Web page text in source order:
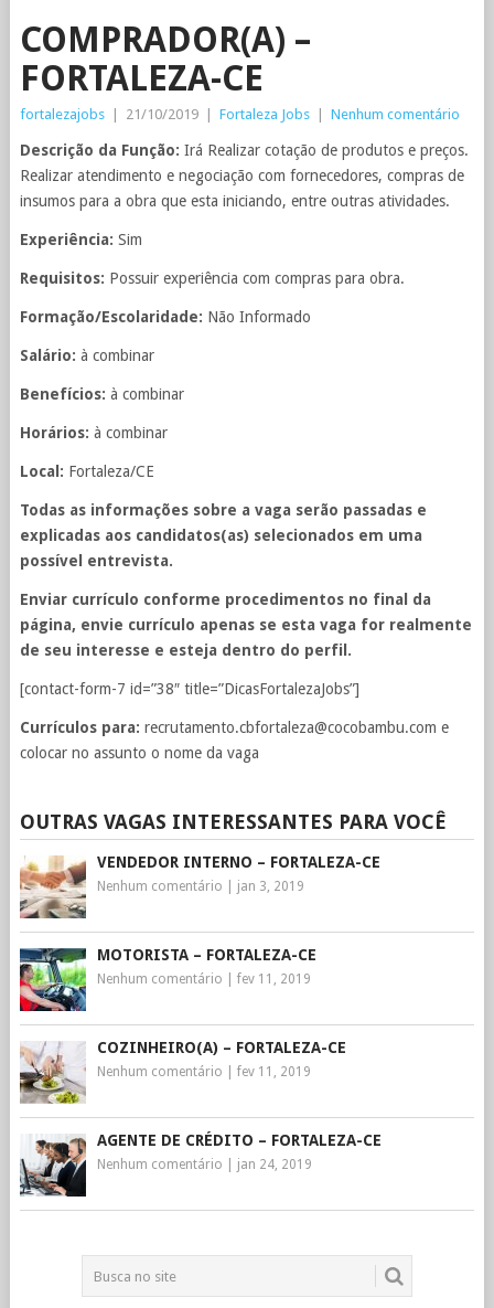
COMPRADOR(A) –
FORTALEZA-CE
fortalezajobs 21/10/2019 Fortaleza Jobs Nenhum comentário
Descrição da Função: Irá Realizar cotação de produtos e preços.
Realizar atendimento e negociação com fornecedores, compras de
insumos para a obra que esta iniciando, entre outras atividades.
Experiência: Sim
Requisitos: Possuir experiência com compras para obra.
Formação/Escolaridade: Não Informado
Salário: à combinar
Benefícios: à combinar
Horários: à combinar
Local: Fortaleza/CE
Todas as informações sobre a vaga serão passadas e
explicadas aos candidatos(as) selecionados em uma
possível entrevista.
Enviar currículo conforme procedimentos no final da
página, envie currículo apenas se esta vaga for realmente
de seu interesse e esteja dentro do perfil.
[contact-form-7 id=”38″ title=”DicasFortalezaJobs”]
Currículos para: recrutamento.cbfortaleza@cocobambu.com e
colocar no assunto o nome da vaga
OUTRAS VAGAS INTERESSANTES PARA VOCÊ
VENDEDOR INTERNO – FORTALEZA-CE
Nenhum comentário jan 3, 2019
MOTORISTA – FORTALEZA-CE
Nenhum comentário fev 11, 2019
COZINHEIRO(A) – FORTALEZA-CE
Nenhum comentário fev 11, 2019
AGENTE DE CRÉDITO – FORTALEZA-CE
Nenhum comentário jan 24, 2019